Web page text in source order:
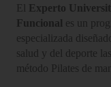
El
Experto
Funcional es un
especializada
salud y del deporte
método Pilates de